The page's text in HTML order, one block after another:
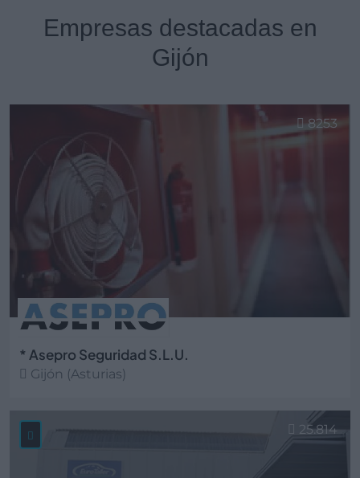
Empresas destacadas en
Gijón
* Asepro Seguridad S.L.U.
Gijón (Asturias)
8253
25.814